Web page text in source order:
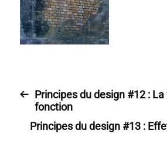
Principes du design #12 :
fonction
Principes du design #13 :